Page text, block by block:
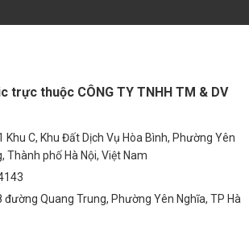
trực thuộc CÔNG TY TNHH TM & DV
Khu C, Khu Đất Dịch Vụ Hòa Bình, Phường Yên
Thành phố Hà Nội, Việt Nam
đường Quang Trung, Phường Yên Nghĩa, TP Hà